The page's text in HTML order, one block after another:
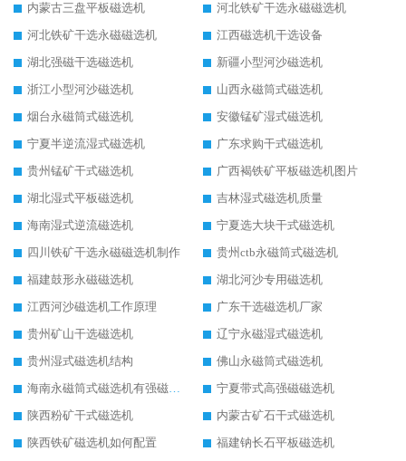
内蒙古三盘平板磁选机
河北铁矿干选永磁磁选机
河北铁矿干选永磁磁选机
江西磁选机干选设备
湖北强磁干选磁选机
新疆小型河沙磁选机
浙江小型河沙磁选机
山西永磁筒式磁选机
烟台永磁筒式磁选机
安徽锰矿湿式磁选机
宁夏半逆流湿式磁选机
广东求购干式磁选机
贵州锰矿干式磁选机
广西褐铁矿平板磁选机图片
湖北湿式平板磁选机
吉林湿式磁选机质量
海南湿式逆流磁选机
宁夏选大块干式磁选机
四川铁矿干选永磁磁选机制作
贵州ctb永磁筒式磁选机
福建鼓形永磁磁选机
湖北河沙专用磁选机
江西河沙磁选机工作原理
广东干选磁选机厂家
贵州矿山干选磁选机
辽宁永磁湿式磁选机
贵州湿式磁选机结构
佛山永磁筒式磁选机
海南永磁筒式磁选机有强磁的吗
宁夏带式高强磁磁选机
陕西粉矿干式磁选机
内蒙古矿石干式磁选机
陕西铁矿磁选机如何配置
福建钠长石平板磁选机